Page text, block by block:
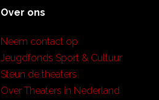
Over ons
Neem contact op
Jeugdfonds Sport & Cultuur
Steun de theaters
Over Theaters in Nederland